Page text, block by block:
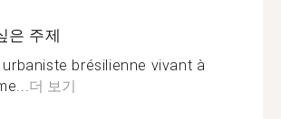
은 주제
brésilienne vivant à
더 보기